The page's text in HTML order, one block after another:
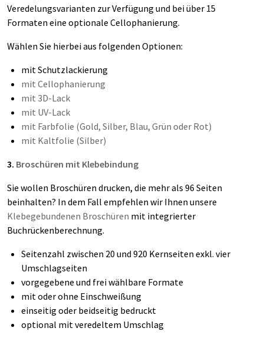
Veredelungsvarianten zur Verfügung und bei über 15
Formaten eine optionale Cellophanierung.
Wählen Sie hierbei aus folgenden Optionen:
mit Schutzlackierung
mit Cellophanierung
mit 3D-Lack
mit UV-Lack
mit Farbfolie (Gold, Silber, Blau, Grün oder Rot)
mit Kaltfolie (Silber)
3. Broschüren mit Klebebindung
Sie wollen Broschüren drucken, die mehr als 96 Seiten
beinhalten? In dem Fall empfehlen wir Ihnen unsere
Klebegebundenen Broschüren mit integrierter
Buchrückenberechnung.
Seitenzahl zwischen 20 und 920 Kernseiten exkl. vier
Umschlagseiten
vorgegebene und frei wählbare Formate
mit oder ohne Einschweißung
einseitig oder beidseitig bedruckt
optional mit veredeltem Umschlag